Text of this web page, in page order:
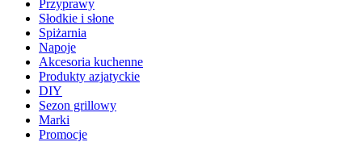
Przyprawy
Słodkie i słone
Spiżarnia
Napoje
Akcesoria kuchenne
Produkty azjatyckie
DIY
Sezon grillowy
Marki
Promocje